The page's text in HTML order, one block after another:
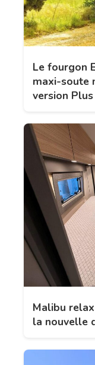
Le fourgon
maxi-soute
version Plus
Malibu
la nouvelle